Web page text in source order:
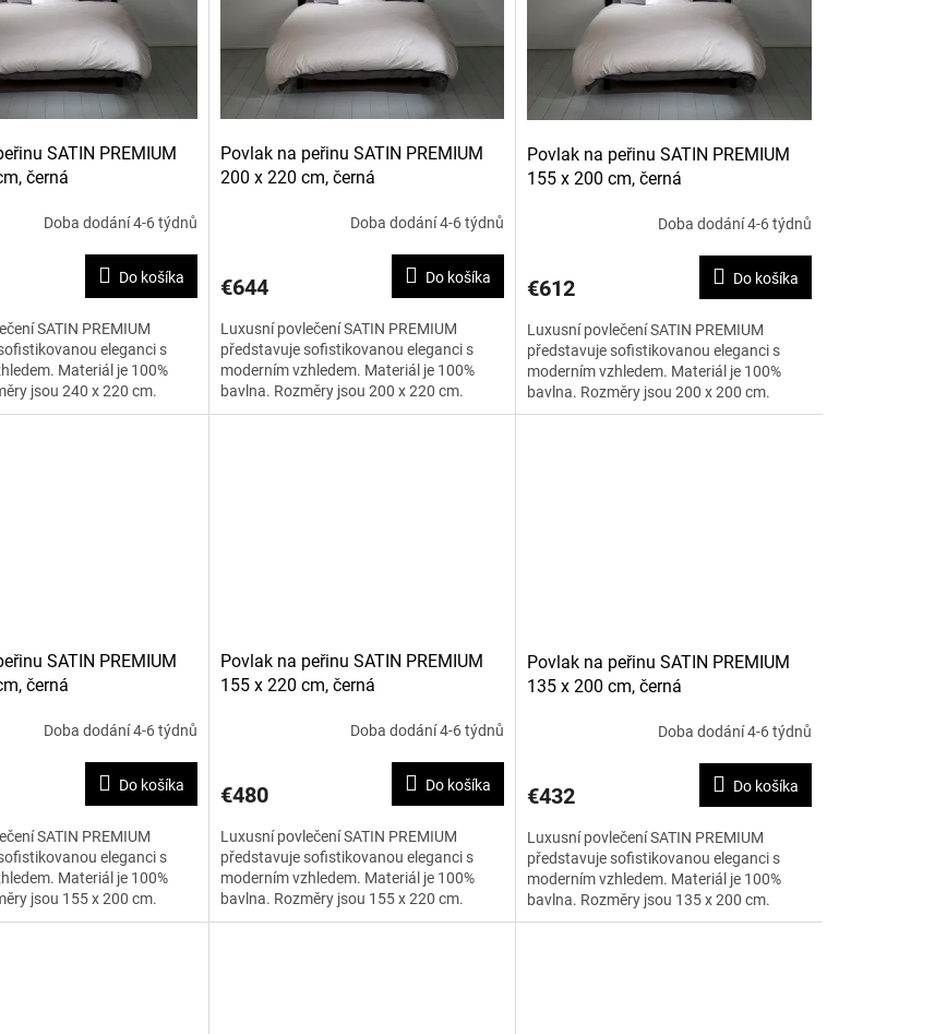
SATIN PREMIUM
černá
Doba dodání 4-6 týdnů
Do košíka
SATIN PREMIUM
eleganci s
Materiál je 100%
jsou 240 x 220 cm.
Povlak na peřinu SATIN PREMIUM
200 x 220 cm, černá
Doba dodání 4-6 týdnů
€644 Do košíka
Luxusní povlečení SATIN PREMIUM
představuje sofistikovanou eleganci s
moderním vzhledem. Materiál je 100%
bavlna. Rozměry jsou 200 x 220 cm.
Povlak na peřinu SATIN PREMIUM
155 x 200 cm, černá
Doba dodání 4-6 týdnů
€612 Do košíka
Luxusní povlečení SATIN PREMIUM
představuje sofistikovanou eleganci s
moderním vzhledem. Materiál je 100%
bavlna. Rozměry jsou 200 x 200 cm.
SATIN PREMIUM
černá
Doba dodání 4-6 týdnů
Do košíka
SATIN PREMIUM
eleganci s
Materiál je 100%
jsou 155 x 200 cm.
Povlak na peřinu SATIN PREMIUM
155 x 220 cm, černá
Doba dodání 4-6 týdnů
€480 Do košíka
Luxusní povlečení SATIN PREMIUM
představuje sofistikovanou eleganci s
moderním vzhledem. Materiál je 100%
bavlna. Rozměry jsou 155 x 220 cm.
Povlak na peřinu SATIN PREMIUM
135 x 200 cm, černá
Doba dodání 4-6 týdnů
€432 Do košíka
Luxusní povlečení SATIN PREMIUM
představuje sofistikovanou eleganci s
moderním vzhledem. Materiál je 100%
bavlna. Rozměry jsou 135 x 200 cm.